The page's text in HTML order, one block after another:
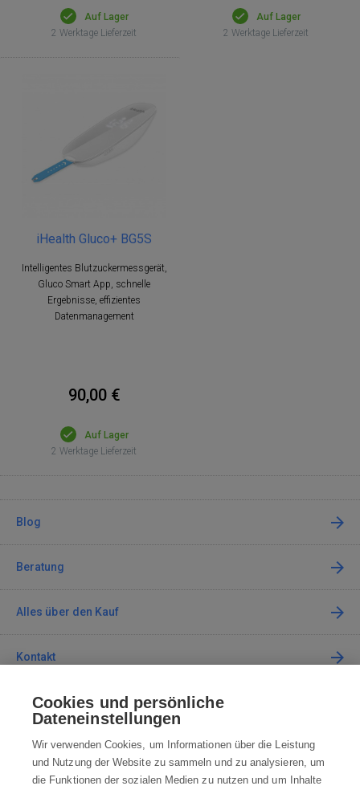
Auf Lager
2 Werktage Lieferzeit
Auf Lager
2 Werktage Lieferzeit
iHealth Gluco+ BG5S
Intelligentes Blutzuckermessgerät,
Gluco Smart App, schnelle
Ergebnisse, effizientes
Datenmanagement
90,00 €
Auf Lager
2 Werktage Lieferzeit
Blog
Beratung
Alles über den Kauf
Kontakt
Kontaktieren Sie uns
info@robotworld.at
+49 25 197 159 962 Mo-Fr 8:00—16:00 Uhr
Cookies und persönliche
Dateneinstellungen
Wir verwenden Cookies, um Informationen über die Leistung
und Nutzung der Website zu sammeln und zu analysieren, um
die Funktionen der sozialen Medien zu nutzen und um Inhalte